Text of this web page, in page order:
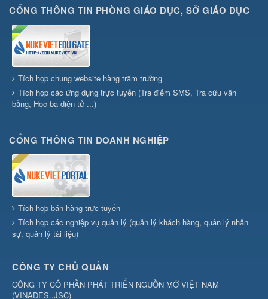
CỔNG THÔNG TIN PHÒNG GIÁO DỤC, SỞ GIÁO DỤC
Tích hợp chung website hàng trăm trường
Tích hợp các ứng dụng trực tuyến (Tra điểm SMS, Tra cứu văn
bằng, Học bạ điện tử ...)
CỔNG THÔNG TIN DOANH NGHIỆP
Tích hợp bán hàng trực tuyến
Tích hợp các nghiệp vụ quản lý (quản lý khách hàng, quản lý nhân
sự, quản lý tài liệu)
CÔNG TY CHỦ QUẢN
CÔNG TY CỔ PHẦN PHÁT TRIỂN NGUỒN MỞ VIỆT NAM
(VINADES.,JSC)